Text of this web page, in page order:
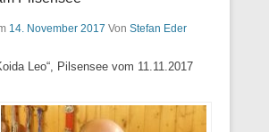
14. November 2017 Von Stefan Eder
Leo“, Pilsensee vom 11.11.2017